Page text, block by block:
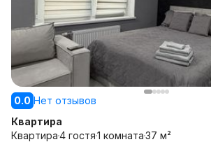
0.0 Нет отзывов
Квартира
Квартира4 гостя1 комната37 м²